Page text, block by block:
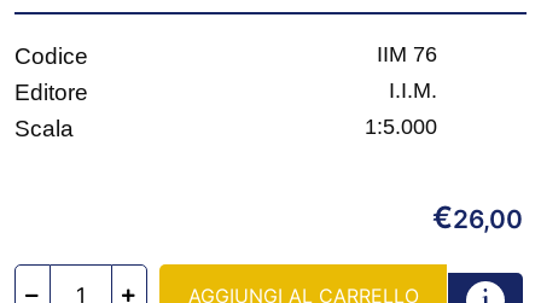
Codice IIM 76
Editore I.I.M.
Scala 1:5.000
€26,00
AGGIUNGI AL CARRELLO